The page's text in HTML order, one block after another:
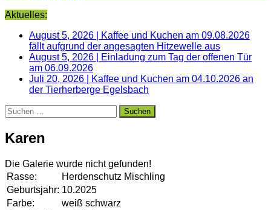
Aktuelles:
August 5, 2026
Kaffee und Kuchen am 09.08.2026
fällt aufgrund der angesagten Hitzewelle aus
August 5, 2026
Einladung zum Tag der offenen Tür
am 06.09.2026
Juli 20, 2026
Kaffee und Kuchen am 04.10.2026 an
der Tierherberge Egelsbach
Suchen
nach:
Karen
Die Galerie wurde nicht gefunden!
Rasse:
Herdenschutz Mischling
Geburtsjahr: 10.2025
Farbe:
weiß schwarz